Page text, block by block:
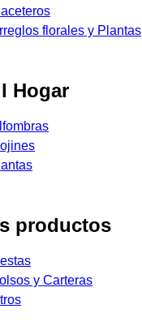
florales y Plantas
Hogar
productos
y Carteras